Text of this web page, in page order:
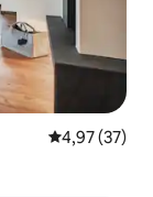
Vidējais
4,97 (37)